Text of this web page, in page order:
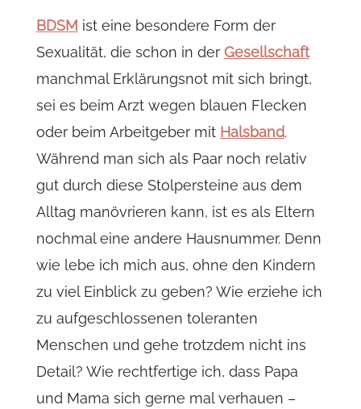
BDSM ist eine besondere Form der
Sexualität, die schon in der Gesellschaft
manchmal Erklärungsnot mit sich bringt,
sei es beim Arzt wegen blauen Flecken
oder beim Arbeitgeber mit Halsband.
Während man sich als Paar noch relativ
gut durch diese Stolpersteine aus dem
Alltag manövrieren kann, ist es als Eltern
nochmal eine andere Hausnummer. Denn
wie lebe ich mich aus, ohne den Kindern
zu viel Einblick zu geben? Wie erziehe ich
zu aufgeschlossenen toleranten
Menschen und gehe trotzdem nicht ins
Detail? Wie rechtfertige ich, dass Papa
und Mama sich gerne mal verhauen –